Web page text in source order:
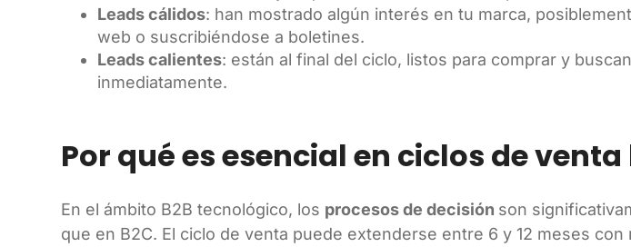
Leads cálidos: han mostrado algún interés en tu marca,
web o suscribiéndose a boletines.
Leads calientes: están al final del ciclo, listos para comprar y
inmediatamente.
Por qué es esencial en ciclos de
En el ámbito B2B tecnológico, los procesos de decisión son
que en B2C. El ciclo de venta puede extenderse entre 6 y 12 meses